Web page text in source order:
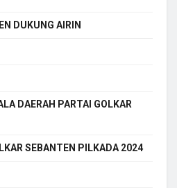
DUKUNG AIRIN
DAERAH PARTAI GOLKAR
SEBANTEN PILKADA 2024